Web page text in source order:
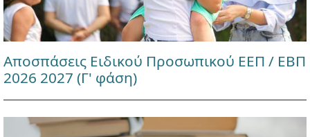
Αποσπάσεις Ειδικού Προσωπικού ΕΕΠ / ΕΒΠ
2026 2027 (Γ' φάση)